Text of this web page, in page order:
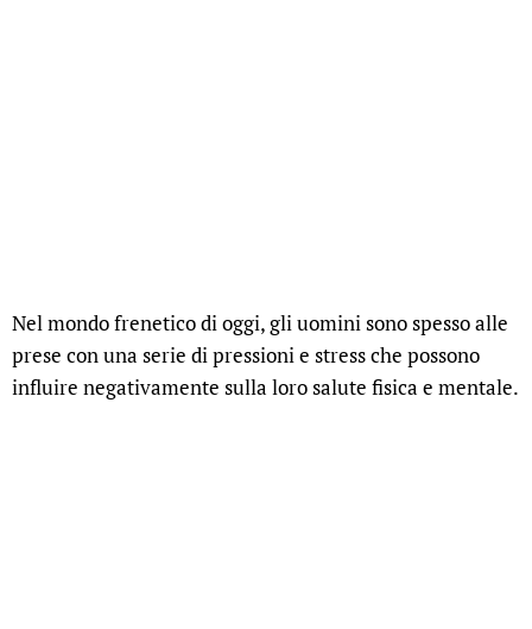
Nel mondo frenetico di oggi, gli uomini sono spesso alle
prese con una serie di pressioni e stress che possono
influire negativamente sulla loro salute fisica e mentale.